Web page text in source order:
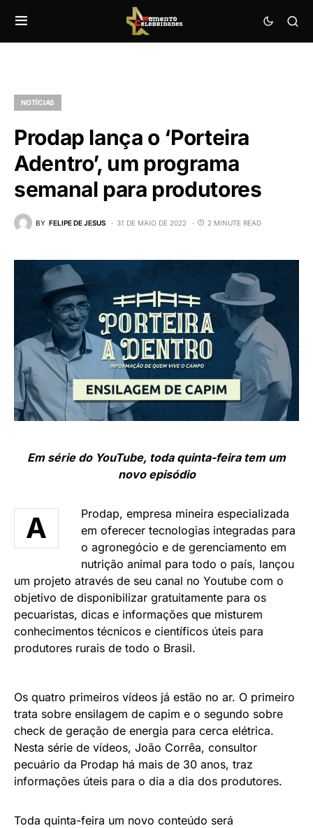
NOTÍCIAS
Prodap lança o ‘Porteira
Adentro’, um programa
semanal para produtores
BY FELIPE DE JESUS 31 DE MAIO DE 2022 2 MINUTE READ
Em série do YouTube, toda quinta-feira tem um
novo episódio
A
Prodap, empresa mineira especializada
em oferecer tecnologias integradas para
o agronegócio e de gerenciamento em
nutrição animal para todo o país, lançou
um projeto através de seu canal no Youtube com o
objetivo de disponibilizar gratuitamente para os
pecuaristas, dicas e informações que misturem
conhecimentos técnicos e científicos úteis para
produtores rurais de todo o Brasil.
Os quatro primeiros vídeos já estão no ar. O primeiro
trata sobre ensilagem de capim e o segundo sobre
check de geração de energia para cerca elétrica.
Nesta série de vídeos, João Corrêa, consultor
pecuário da Prodap há mais de 30 anos, traz
informações úteis para o dia a dia dos produtores.
Toda quinta-feira um novo conteúdo será